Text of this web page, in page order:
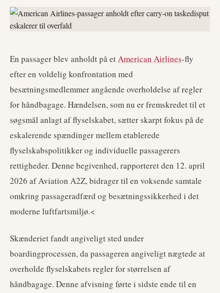
En passager blev anholdt på etAmerican Airlines-fly
efter en voldelig konfrontation med
besætningsmedlemmer angående overholdelse af regler
for håndbagage. Hændelsen, som nu er fremskredet til et
søgsmål anlagt af flyselskabet, sætter skarpt fokus på de
eskalerende spændinger mellem etablerede
flyselskabspolitikker og individuelle passagerers
rettigheder. Denne begivenhed, rapporteret den 12. april
2026 af Aviation A2Z, bidrager til en voksende samtale
omkring passageradfærd og besætningssikkerhed i det
moderne luftfartsmiljø.<
Skænderiet fandt angiveligt sted under
boardingprocessen, da passageren angiveligt nægtede at
overholde flyselskabets regler for størrelsen af
håndbagage. Denne afvisning førte i sidste ende til en